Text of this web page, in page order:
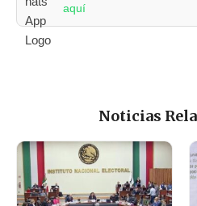
aquí
Noticias